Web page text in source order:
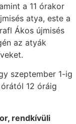
a 11 órakor
atya, este a
Ákos újmisés
az atyák
szeptember 1-ig
12 óráig
rendkívüli